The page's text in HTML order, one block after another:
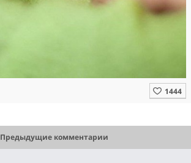
Предыдущие комментарии